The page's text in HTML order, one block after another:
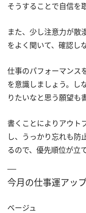
そうすることで自信を
また、少し注意力が散
をよく聞いて、確認し
仕事のパフォーマンス
を意識しましょう。し
りたいなと思う願望も
書くことによりアウト
し、うっかり忘れも防
るので、優先順位が立
今月の仕事運アッ
ベージュ